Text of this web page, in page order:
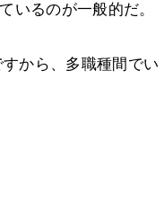
いるのが一般的だ。
から、多職種間でい